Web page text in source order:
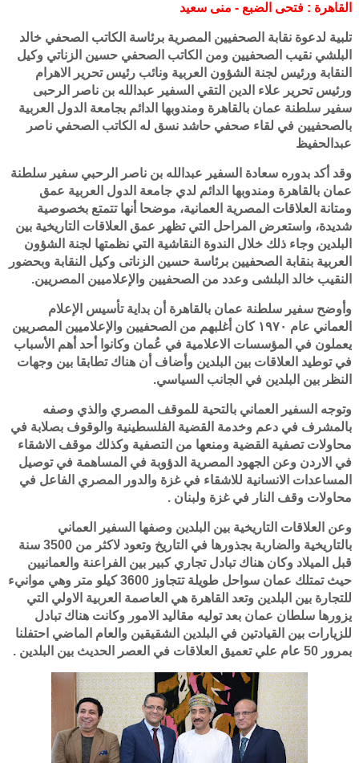
القاهرة : فتحى الضبع - منى سعيد
تلبية لدعوة نقابة الصحفيين المصرية برئاسة الكاتب الصحفي خالد
البلشي نقيب الصحفيين ومن الكاتب الصحفي حسين الزناتي وكيل
النقابة ورئيس لجنة الشؤون العربية ونائب رئيس تحرير الاهرام
ورئيس تحرير علاء الدين التقي السفير عبدالله بن ناصر الرحبى
سفير سلطنة عمان بالقاهرة ومندوبها الدائم بجامعة الدول العربية
بالصحفيين في لقاء صحفي حاشد نسق له الكاتب الصحفي ناصر
عبدالحفيظ
وقد أكد بدوره سعادة السفير عبدالله بن ناصر الرحبي سفير سلطنة
عمان بالقاهرة ومندوبها الدائم لدي جامعة الدول العربية عمق
ومتانة العلاقات المصرية العمانية، موضحا أنها تتمتع بخصوصية
شديدة، واستعرض المراحل التي تظهر عمق العلاقات التاريخية بين
البلدين وجاء ذلك خلال الندوة النقاشية التي نظمتها لجنة الشؤون
العربية بنقابة الصحفيين برئاسة حسين الزناتى وكيل النقابة وبحضور
النقيب خالد البلشى وعدد من الصحفيين والإعلاميين المصريين.
وأوضح سفير سلطنة عمان بالقاهرة أن بداية تأسيس الإعلام
العماني عام ١٩٧٠ كان أغلبهم من الصحفيين والإعلاميين المصريين
يعملون في المؤسسات الاعلامية في عُمان وكانوا أحد أهم الأسباب
في توطيد العلاقات بين البلدين وأضاف أن هناك تطابقا بين وجهات
النظر بين البلدين في الجانب السياسي.
وتوجه السفير العماني بالتحية للموقف المصري والذي وصفه
بالمشرف في دعم وخدمة القضية الفلسطينية والوقوف بصلابة في
محاولات تصفية القضية ومنعها من التصفية وكذلك موقف الاشقاء
في الاردن وعن الجهود المصرية الدؤوبة في المساهمة في توصيل
المساعدات الانسانية للاشقاء في غزة والدور المصري الفاعل في
محاولات وقف النار في غزة ولبنان .
وعن العلاقات التاريخية بين البلدين وصفها السفير العماني
بالتاريخية والضاربة بجذورها في التاريخ وتعود لاكثر من 3500 سنة
قبل الميلاد وكان هناك تبادل تجاري كبير بين الفراعنة والعمانيين
حيث تمتلك عمان سواحل طويلة تتجاوز 3600 كيلو متر وهي موانيء
للتجارة بين البلدين وتعد القاهرة هي العاصمة العربية الاولي التي
يزورها سلطان عمان بعد توليه مقاليد الامور وكانت هناك تبادل
للزيارات بين القيادتين في البلدين الشقيقين والعام الماضي احتفلنا
بمرور 50 عام علي تعميق العلاقات في العصر الحديث بين البلدين .